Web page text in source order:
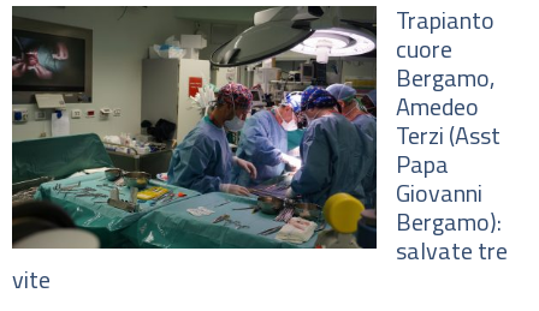
Trapianto
cuore
Bergamo,
Amedeo
Terzi (Asst
Papa
Giovanni
Bergamo):
salvate tre
vite